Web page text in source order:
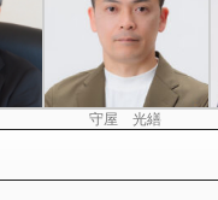
守屋 光繕